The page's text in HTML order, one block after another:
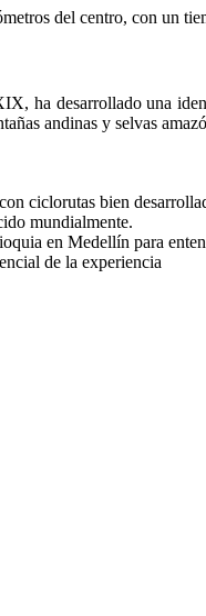
del centro, con un
ha desarrollado una
andinas y selvas
ciclorutas bien
mundialmente.
en Medellín para
de la experiencia